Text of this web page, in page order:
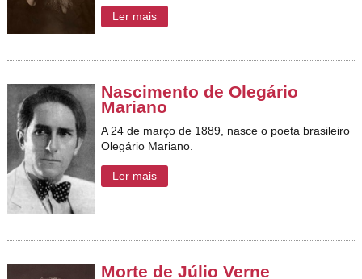
Ler mais
Nascimento de Olegário
Mariano
A 24 de março de 1889, nasce o poeta brasileiro
Olegário Mariano.
Ler mais
Morte de Júlio Verne